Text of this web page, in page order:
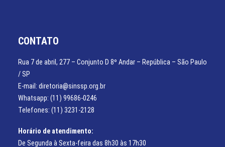
CONTATO
Rua 7 de abril, 277 – Conjunto D 8º Andar – República – São Paulo
/ SP
E-mail: diretoria@sinssp.org.br
Whatsapp: (11) 99686-0246
Telefones: (11) 3231-2128
Horário de atendimento:
De Segunda à Sexta-feira das 8h30 às 17h30